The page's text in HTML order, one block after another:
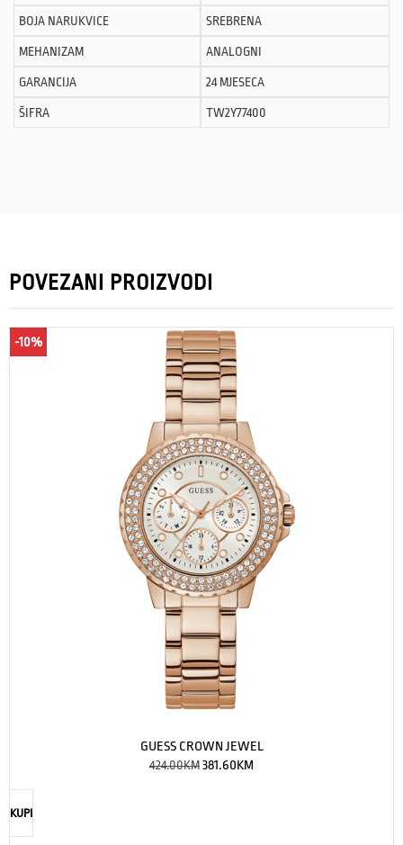
BOJA NARUKVICE SREBRENA
MEHANIZAM ANALOGNI
GARANCIJA 24 MJESECA
ŠIFRA TW2Y77400
POVEZANI PROIZVODI
-10%
GUESS CROWN JEWEL
424.00KM381.60KM
KUPI